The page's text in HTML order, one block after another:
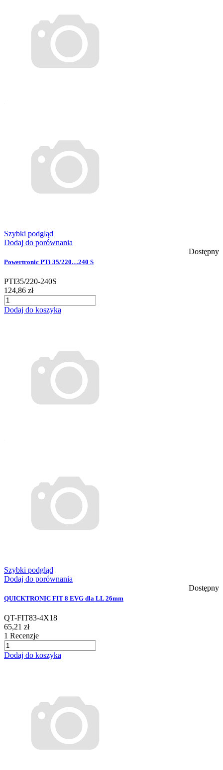
Szybki podgląd
Dodaj do porównania
Dostępny
Powertronic PTi 35/220…240 S
PTI35/220-240S
124,86 zł
Dodaj do koszyka
Szybki podgląd
Dodaj do porównania
Dostępny
QUICKTRONIC FIT 8 EVG dla LL 26mm
QT-FIT83-4X18
65,21 zł
1 Recenzje
Dodaj do koszyka